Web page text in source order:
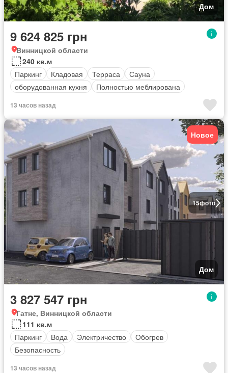
Дом
9 624 825 грн
Винницкой области
240 кв.м
Паркинг
Кладовая Терраса
Сауна
оборудованная кухня
Полностью меблирована
13 часов назад
15фото
Новое
Дом
3 827 547 грн
Гатне, Винницкой области
111 кв.м
Паркинг
Вода Электричество
Обогрев
Безопасность
13 часов назад